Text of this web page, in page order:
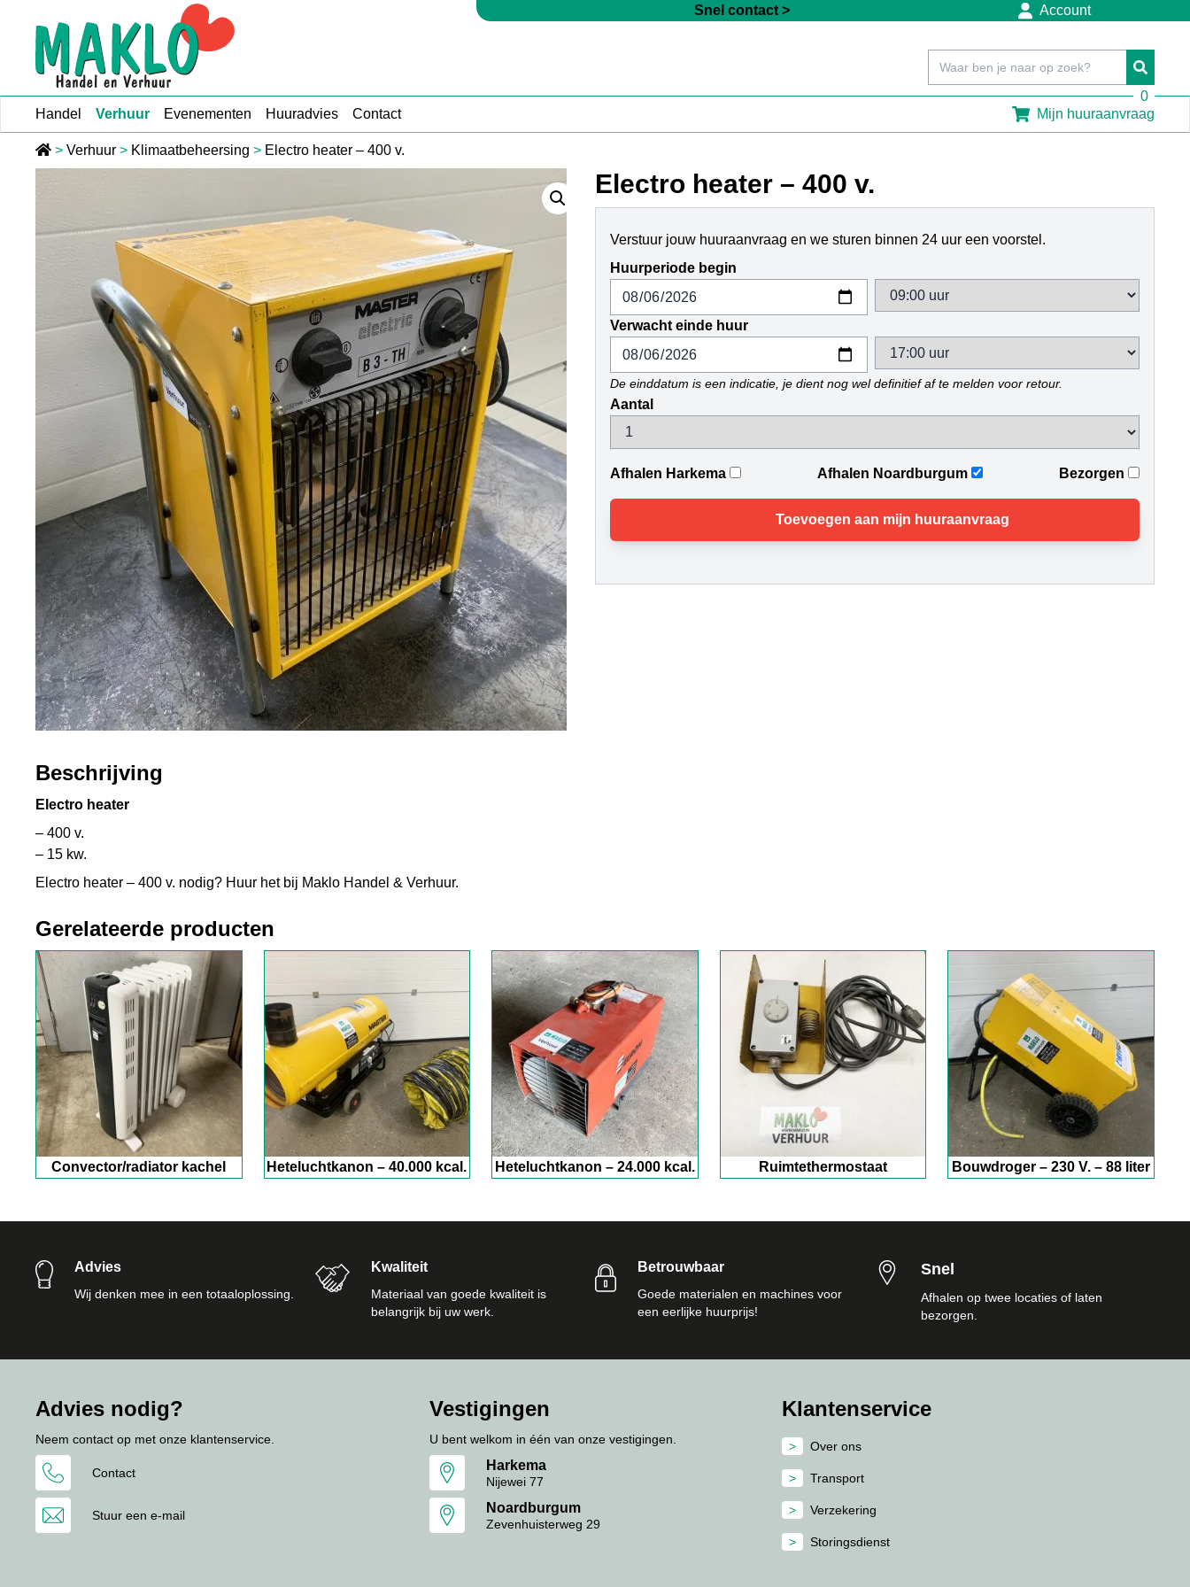
Snel contact > Account
Handel Verhuur Evenementen Huuradvies Contact Mijn huuraanvraag
0
> Verhuur > Klimaatbeheersing > Electro heater – 400 v.
Electro heater – 400 v.
Verstuur jouw huuraanvraag en we sturen binnen 24 uur een voorstel.
Huurperiode begin
Verwacht einde huur
De einddatum is een indicatie, je dient nog wel definitief af te melden voor retour.
Aantal
Afhalen Harkema Afhalen Noardburgum Bezorgen
Toevoegen aan mijn huuraanvraag
Beschrijving
Electro heater
– 400 v.
– 15 kw.
Electro heater – 400 v. nodig? Huur het bij Maklo Handel & Verhuur.
Gerelateerde producten
Convector/radiator kachel Heteluchtkanon – 40.000 kcal. Heteluchtkanon – 24.000 kcal. Ruimtethermostaat Bouwdroger – 230 V. – 88 liter
Advies
Wij denken mee in een totaaloplossing.
Kwaliteit
Materiaal van goede kwaliteit is
belangrijk bij uw werk.
Betrouwbaar
Goede materialen en machines voor
een eerlijke huurprijs!
Snel
Afhalen op twee locaties of laten
bezorgen.
Advies nodig?
Neem contact op met onze klantenservice.
Contact
Stuur een e-mail
Vestigingen
U bent welkom in één van onze vestigingen.
Harkema
Nijewei 77
Noardburgum
Zevenhuisterweg 29
Klantenservice
Over ons
Transport
Verzekering
Storingsdienst